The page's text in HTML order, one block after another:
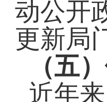
动公开
更新局
（五
近年